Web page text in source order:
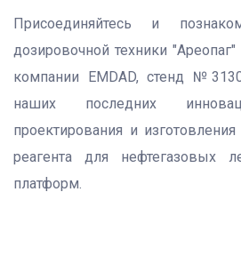
Присоединяйтесь и
дозировочной техники
компании EMDAD, стенд
наших последних
проектирования и
реагента для нефтегазовых
платформ.